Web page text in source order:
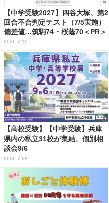
【中学受験2027】四谷大塚、第2
回合不合判定テスト（7/5実施）
偏差値…筑駒74・桜蔭70＜PR＞
2026.7.10
【高校受験】【中学受験】兵庫
県内の私立31校が集結、個別相
談会9/6
2026.7.28